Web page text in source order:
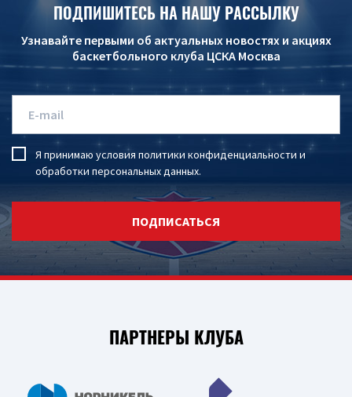
ПОДПИШИТЕСЬ НА НАШУ РАССЫЛКУ
Узнавайте первыми об актуальных новостях и акциях
баскетбольного клуба ЦСКА Москва
Я принимаю условия политики конфиденциальности и
обработки персональных данных.
ПОДПИСАТЬСЯ
ПАРТНЕРЫ КЛУБА